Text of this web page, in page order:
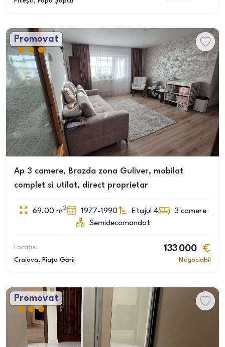
Promovat
Ap 3 camere, Brazda zona Guliver, mobilat
complet si utilat, direct proprietar
69.00 m2 1977-1990 Etajul 4 3 camere
Semidecomandat
Locație:
Craiova, Piața Gării
133 000
Negociabil
Promovat